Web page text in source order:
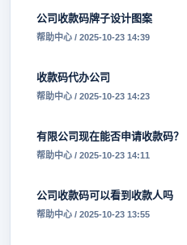
公司收款码牌子设计图案
帮助中心 / 2025-10-23 14:39
收款码代办公司
帮助中心 / 2025-10-23 14:23
有限公司现在能否申请收款码？
帮助中心 / 2025-10-23 14:11
公司收款码可以看到收款人吗
帮助中心 / 2025-10-23 13:55